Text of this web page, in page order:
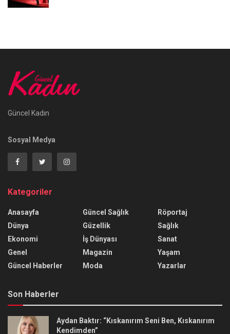
Güncel Kadın
Sosyal Medya
Kategoriler
Anasayfa
Dünya
Ekonomi
Genel
Güncel Haberler
Güncel Sağlık
Güzellik
İş Dünyası
Magazin
Moda
Röportaj
Sağlık
Sanat
Yaşam
Yazarlar
Son Haberler
Aydan Baktır: “Kıskanırım Seni Ben, Kıskanırım
Kendimden”